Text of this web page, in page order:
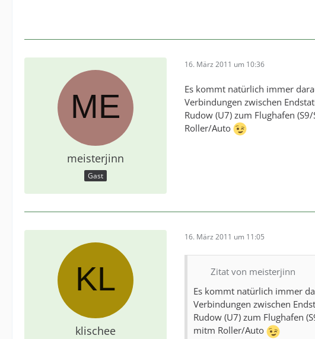
meisterjinn
Gast
16. März 2011 um 10:36
Es kommt natürlich immer
Verbindungen zwischen
Rudow (U7) zum Flughafen
Roller/Auto
klischee
16. März 2011 um 11:05
Zitat von meisterjinn
Es kommt natürlich immer
Verbindungen zwischen
Rudow (U7) zum Flughafen
mitm Roller/Auto